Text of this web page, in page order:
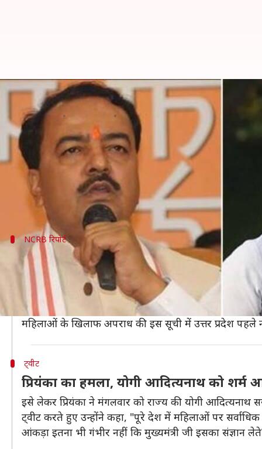
उत्तर प्रदेश के उप मुख्यमंत्री केशव मौर्या
लेखन मुकुल तोमर Oct 23, 2019 03:55 pm
क्या है खबर?
उत्तर प्रदेश सरकार पर कांग्रेस नेता प्रियंका गांधी के हमले के
उन्होंने कहा कि प्रियंका क्या कहती हैं इससे यूपी सरकार को
NCRB रिपोर्ट
2017 में यूपी में हुए महिलाओं के खिलाफ
दरअसल, राष्ट्रीय अपराध रिकॉर्ड ब्यूरो (NCRB) ने हाल
इस रिपोर्ट में सामने आया था कि 2017 में देशभर में
2016 के मुकाबले ये संख्या लगभग 21,000 ज्यादा है।
महिलाओं के खिलाफ अपराध की इस सूची में उत्तर प्रदेश
ट्वीट
प्रियंका का हमला, योगी आदित्यनाथ को शर्म
इसे लेकर प्रियंका ने मंगलवार को राज्य की योगी आदित्यनाथ
ट्वीट करते हुए उन्होंने कहा, "पूरे देश में महिलाओं पर
आंकड़ा इतना भी गंभीर नहीं कि मुख्यमंत्री जी इसका संज्ञान